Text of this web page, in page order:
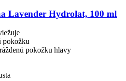
Lavender Hydrolat, 100 ml
pokožku hlavy